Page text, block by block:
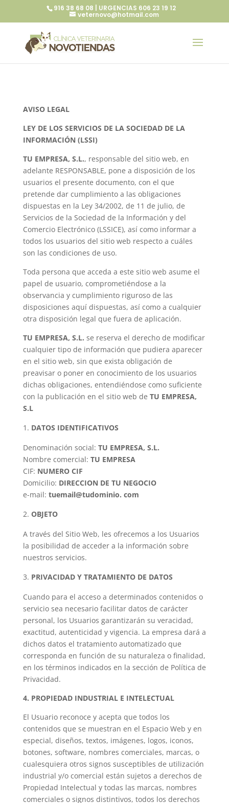
916 38 68 08 | URGENCIAS 606 23 19 12
veternovo@hotmail.com
AVISO LEGAL
LEY DE LOS SERVICIOS DE LA SOCIEDAD DE LA
INFORMACIÓN (LSSI)
TU EMPRESA, S.L., responsable del sitio web, en
adelante RESPONSABLE, pone a disposición de los
usuarios el presente documento, con el que
pretende dar cumplimiento a las obligaciones
dispuestas en la Ley 34/2002, de 11 de julio, de
Servicios de la Sociedad de la Información y del
Comercio Electrónico (LSSICE), así como informar a
todos los usuarios del sitio web respecto a cuáles
son las condiciones de uso.
Toda persona que acceda a este sitio web asume el
papel de usuario, comprometiéndose a la
observancia y cumplimiento riguroso de las
disposiciones aquí dispuestas, así como a cualquier
otra disposición legal que fuera de aplicación.
TU EMPRESA, S.L. se reserva el derecho de modificar
cualquier tipo de información que pudiera aparecer
en el sitio web, sin que exista obligación de
preavisar o poner en conocimiento de los usuarios
dichas obligaciones, entendiéndose como suficiente
con la publicación en el sitio web de TU EMPRESA,
S.L
DATOS IDENTIFICATIVOS
Denominación social: TU EMPRESA, S.L.
Nombre comercial: TU EMPRESA
CIF: NUMERO CIF
Domicilio: DIRECCION DE TU NEGOCIO
e-mail: tuemail@tudominio. com
OBJETO
A través del Sitio Web, les ofrecemos a los Usuarios
la posibilidad de acceder a la información sobre
nuestros servicios.
PRIVACIDAD Y TRATAMIENTO DE DATOS
Cuando para el acceso a determinados contenidos o
servicio sea necesario facilitar datos de carácter
personal, los Usuarios garantizarán su veracidad,
exactitud, autenticidad y vigencia. La empresa dará a
dichos datos el tratamiento automatizado que
corresponda en función de su naturaleza o finalidad,
en los términos indicados en la sección de Política de
Privacidad.
4. PROPIEDAD INDUSTRIAL E INTELECTUAL
El Usuario reconoce y acepta que todos los
contenidos que se muestran en el Espacio Web y en
especial, diseños, textos, imágenes, logos, iconos,
botones, software, nombres comerciales, marcas, o
cualesquiera otros signos susceptibles de utilización
industrial y/o comercial están sujetos a derechos de
Propiedad Intelectual y todas las marcas, nombres
comerciales o signos distintivos, todos los derechos